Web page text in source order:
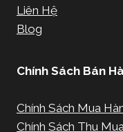
Liên Hệ
Blog
Chính Sách Bán
Chính Sách Mua
Chính Sách Thu